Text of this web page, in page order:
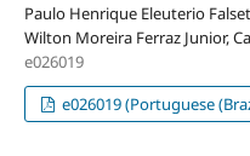
Paulo Henrique Eleuterio
Wilton Moreira Ferraz Junior,
e026019
e026019 (Portuguese